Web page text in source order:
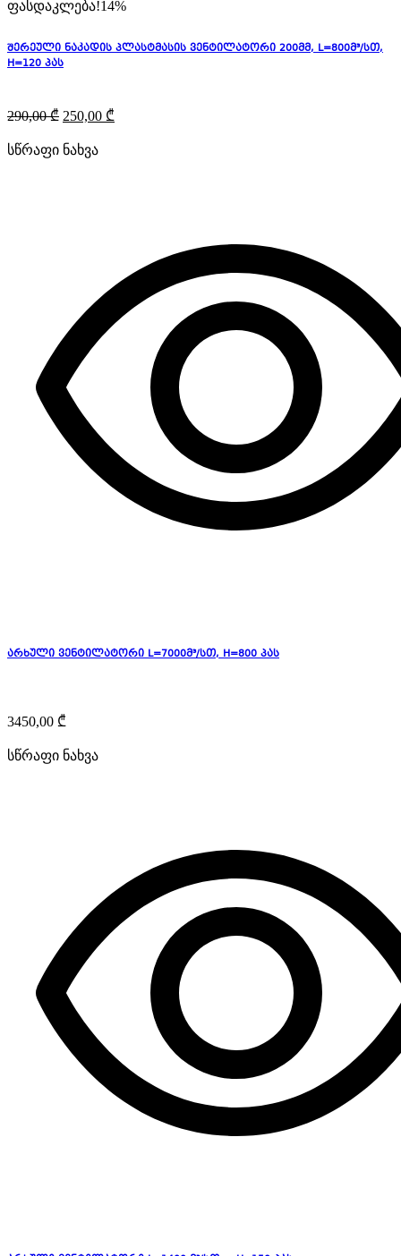
ფასდაკლება!14%
შერეული ნაკადის პლასტმასის ვენტილატორი 200მმ, L=800მ³/სთ,
H=120 პას
290,00₾ 250,00 ₾
სწრაფი ნახვა
არხული ვენტილატორი L=7000მ³/სთ, H=800 პას
3450,00 ₾
სწრაფი ნახვა